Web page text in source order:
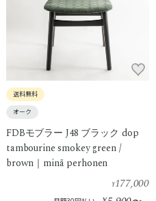
送料無料
オーク
FDBモブラー J48 ブラック dop
tambourine smokey green /
brown｜minä perhonen
¥177,000